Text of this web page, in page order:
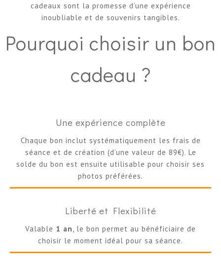
cadeaux sont la promesse d’une expérience
inoubliable et de souvenirs tangibles.
Pourquoi choisir un bon
cadeau ?
Une expérience complète
Chaque bon inclut systématiquement les frais de
séance et de création (d’une valeur de 89€). Le
solde du bon est ensuite utilisable pour choisir ses
photos préférées.
Liberté et Flexibilité
Valable 1 an , le bon permet au bénéficiaire de
choisir le moment idéal pour sa séance.